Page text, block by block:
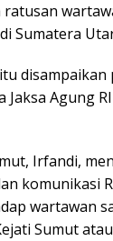
Sumatera
disampaikan
Jaksa Agung
Irfandi,
komunikasi
wartawan
Sumut